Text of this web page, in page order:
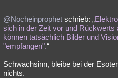
@Nocheinprophet schrieb: „
sich in der Zeit vor und Rückwerts
können tatsächlich Bilder und
"empfangen".“
Schwachsinn, bleibe bei der
nichts.